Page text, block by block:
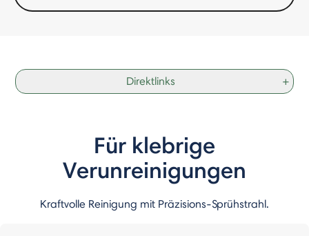
Direktlinks +
Für klebrige
Verunreinigungen
Kraftvolle Reinigung mit Präzisions-Sprühstrahl.